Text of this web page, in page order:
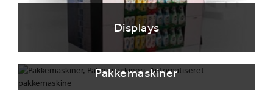
Displays
Pakkemaskiner